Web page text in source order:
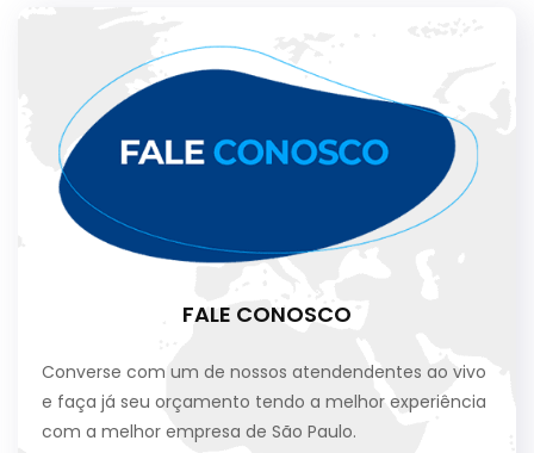
FALE CONOSCO
Converse com um de nossos atendendentes ao vivo
e faça já seu orçamento tendo a melhor experiência
com a melhor empresa de São Paulo.